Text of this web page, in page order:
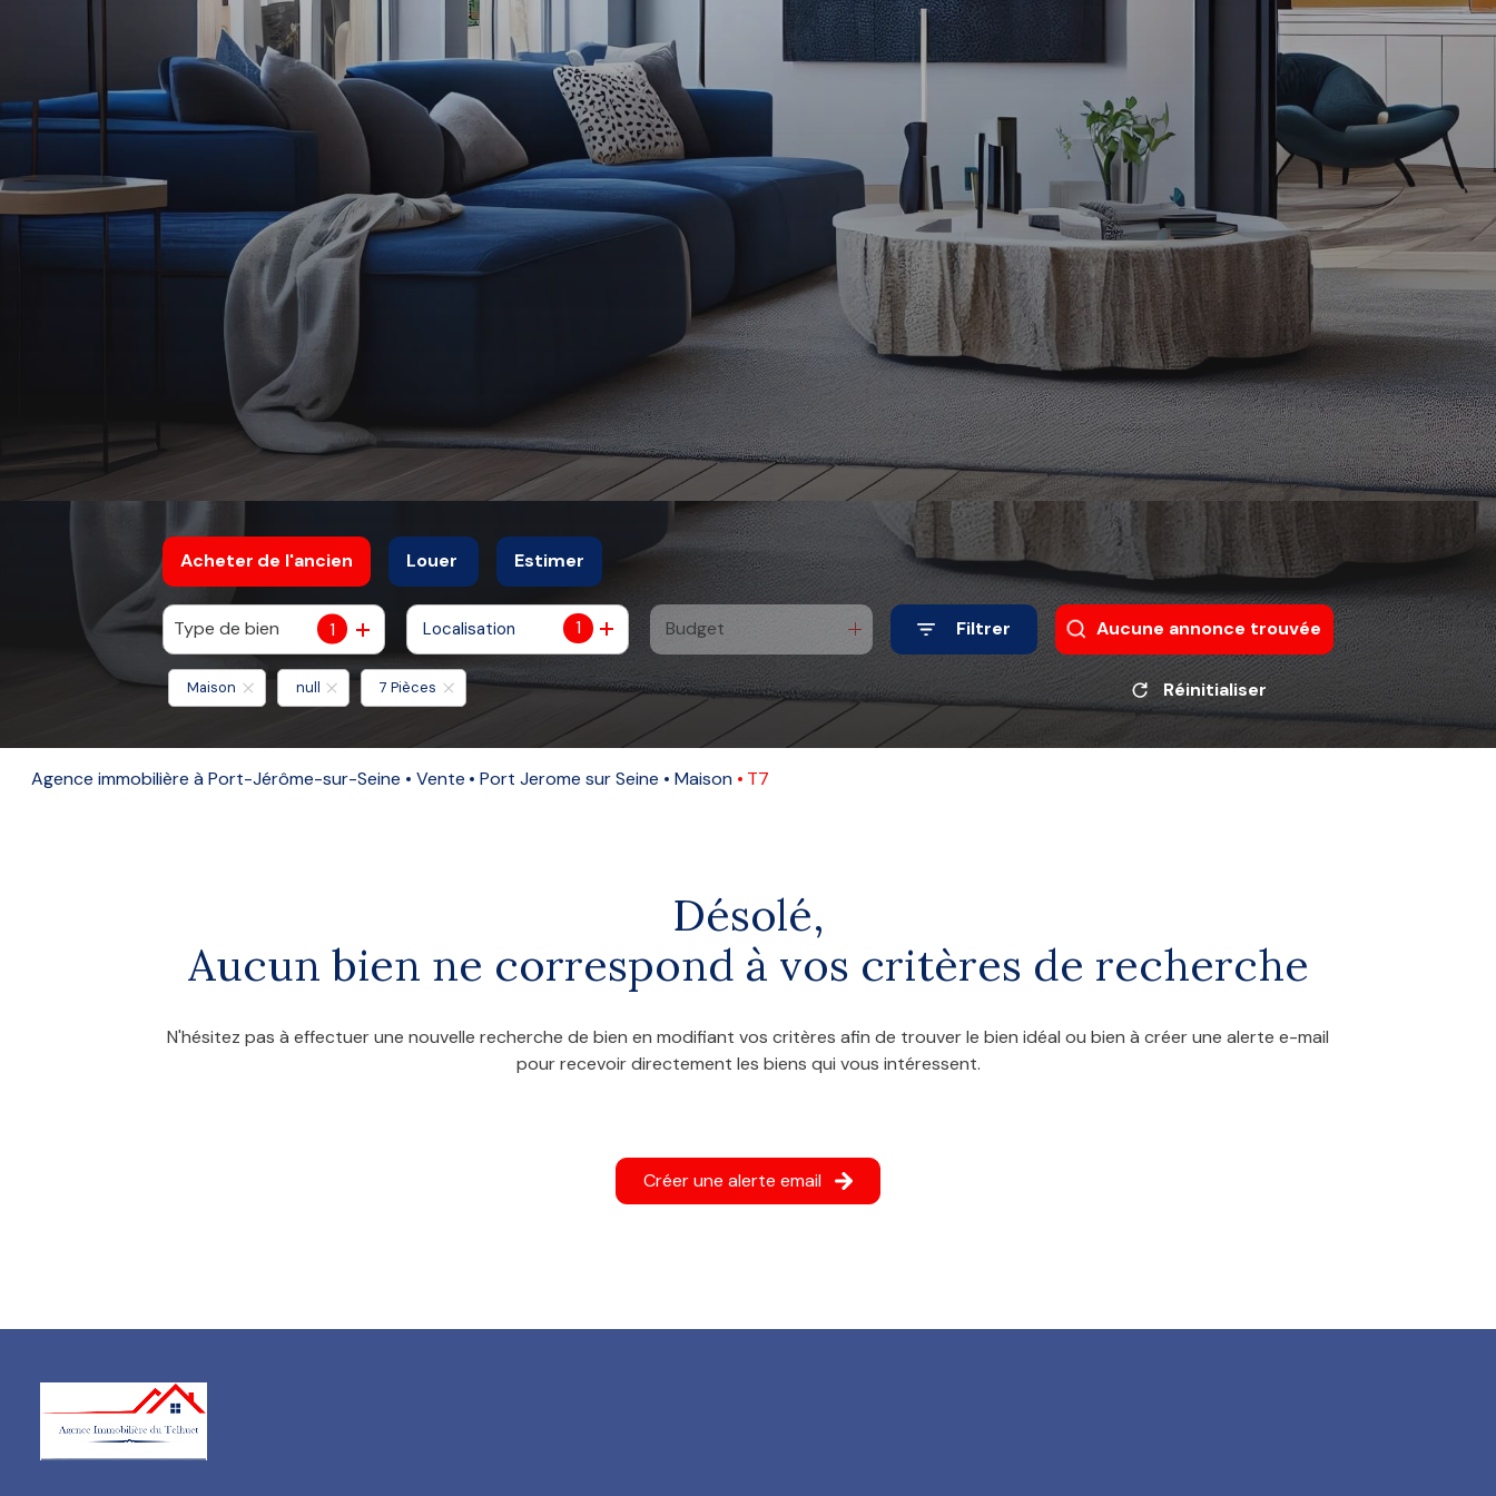
Alerte
mail
Acheter de l'ancien
De l'ancien
De l'immo pro
Louer
à l'année
De l'immo pro
Estimer
Type de bien 1 1
Localisation Budget Filtrer Aucune annonce trouvée
Maison null 7 Pièces Réinitialiser
Agence immobilière à Port-Jérôme-sur-Seine Vente Port Jerome sur Seine Maison T7
Désolé,
Aucun bien ne correspond à vos critères de recherche
N'hésitez pas à effectuer une nouvelle recherche de bien en modifiant vos critères afin de trouver le bien idéal ou bien à créer une alerte e-mail
pour recevoir directement les biens qui vous intéressent.
Créer une alerte email